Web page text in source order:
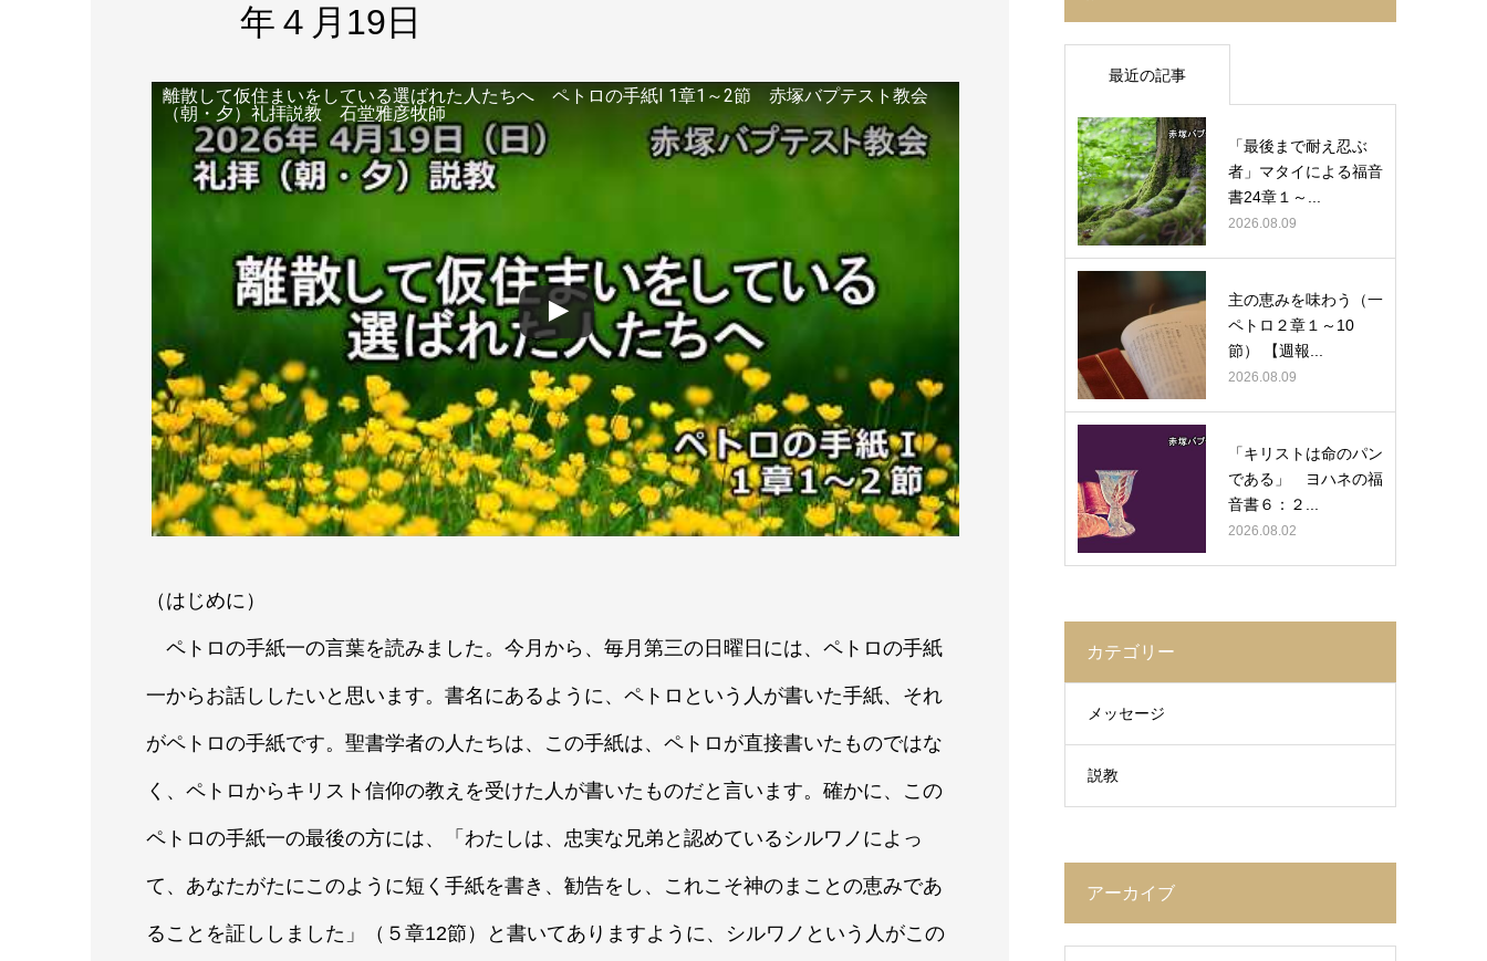
年４月19日
離散して仮住まいをしている選ばれた人たちへ ペトロの手紙Ⅰ 1章1～2節 赤塚バプテスト教会
（朝・夕）礼拝説教 石堂雅彦牧師
（はじめに）
ペトロの手紙一の言葉を読みました。今月から、毎月第三の日曜日には、ペトロの手紙
一からお話ししたいと思います。書名にあるように、ペトロという人が書いた手紙、それ
がペトロの手紙です。聖書学者の人たちは、この手紙は、ペトロが直接書いたものではな
く、ペトロからキリスト信仰の教えを受けた人が書いたものだと言います。確かに、この
ペトロの手紙一の最後の方には、「わたしは、忠実な兄弟と認めているシルワノによっ
て、あなたがたにこのように短く手紙を書き、勧告をし、これこそ神のまことの恵みであ
ることを証ししました」（５章12節）と書いてありますように、シルワノという人がこの
最近の記事
「最後まで耐え忍ぶ
者」マタイによる福音
書24章１～...
2026.08.09
主の恵みを味わう（一
ペトロ２章１～10
節） 【週報...
2026.08.09
「キリストは命のパン
である」 ヨハネの福
音書６：２...
2026.08.02
カテゴリー
メッセージ
説教
アーカイブ